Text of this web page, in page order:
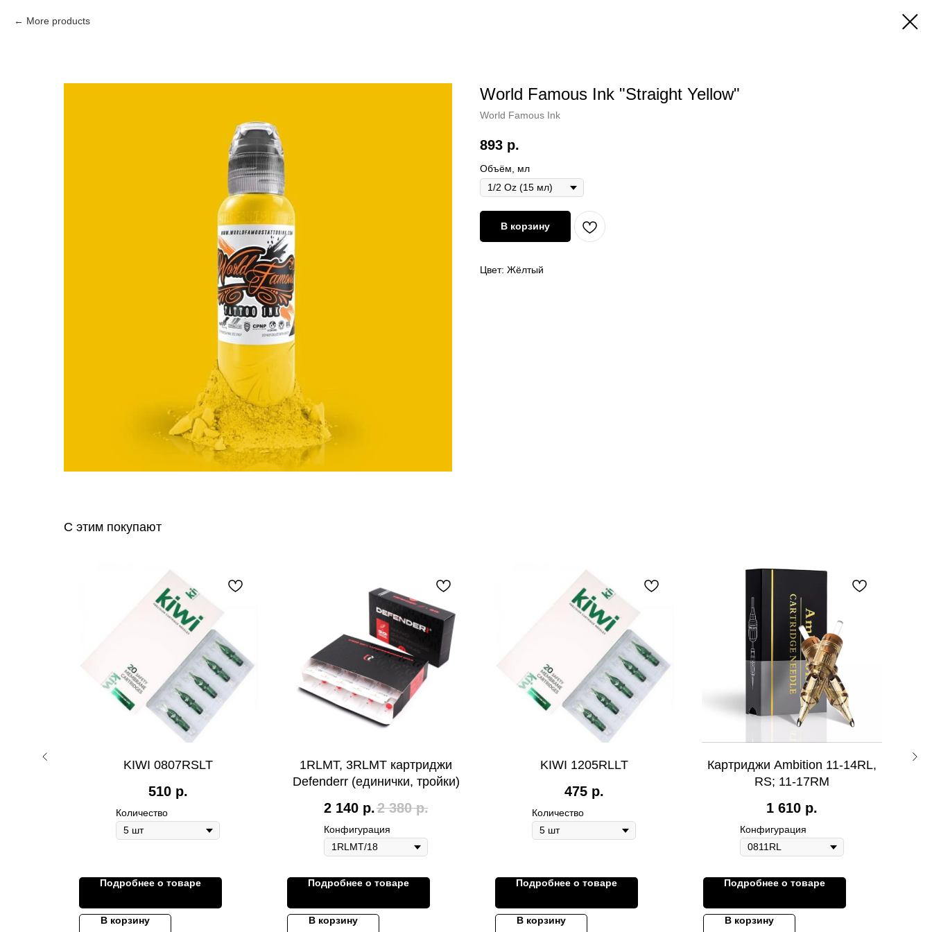
More products
World Famous Ink "Straight Yellow"
World Famous Ink
893 р.
Объём, мл
В корзину
Цвет: Жёлтый
С этим покупают
Dot
KIWI 0807RSLT
510 р.
Количество
Подробнее о товаре
В корзину
1RLMT, 3RLMT картриджи
Defenderr (единички, тройки)
2 140 р.2 380 р.
Конфигурация
Подробнее о товаре
В корзину
KIWI 1205RLLT
475 р.
Количество
Подробнее о товаре
В корзину
Картриджи Ambition 11-14RL,
RS; 11-17RM
1 610 р.
Конфигурация
Подробнее о товаре
В корзину